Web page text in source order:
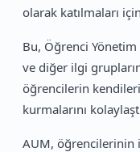
olarak katılmaları
Bu, Öğrenci
ve diğer ilgi
öğrencilerin
kurmalarını
AUM, öğrencilerinin